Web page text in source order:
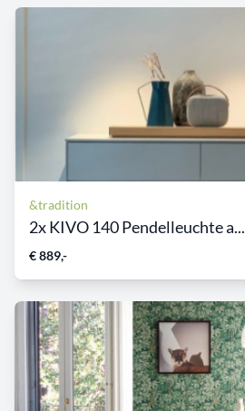
&tradition
2x KIVO 140 Pendelleuchte a...
€ 889,-